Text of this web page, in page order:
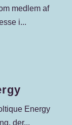
medlem af
i...
Energy
der...